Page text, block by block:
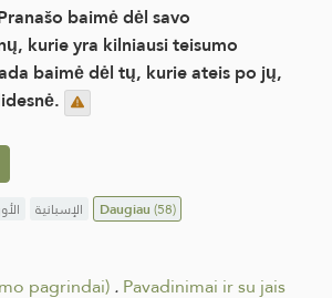
baimė dėl savo
kurie yra kilniausi teisumo
baimė dėl tų, kurie ateis po jų,
الإسبانية Daugiau(58)
pagrindai).Pavadinimai ir su jais